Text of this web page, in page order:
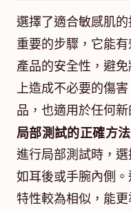
選擇了適合敏感肌
重要的步驟，它能
產品的安全性，避
上造成不必要的傷
品，也適用於任何新
局部測試的正確方法
進行局部測試時，
如耳後或手腕內側
特性較為相似，能